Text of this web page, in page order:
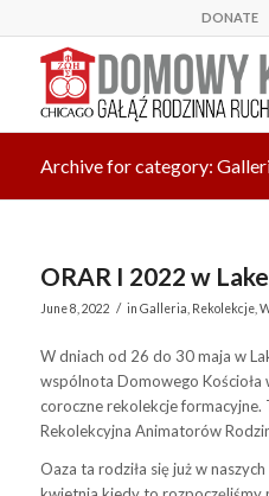
DONATE
Archive for category:
ORAR I 2022 w
June 8, 2022 / in Galleria Rekolekcje,
W dniach od 26 do 30 maja w
wspólnota Domowego Kościoła
coroczne rekolekcje formacyjne.
Rekolekcyjna Animatorów
Oaza ta rodziła się już w